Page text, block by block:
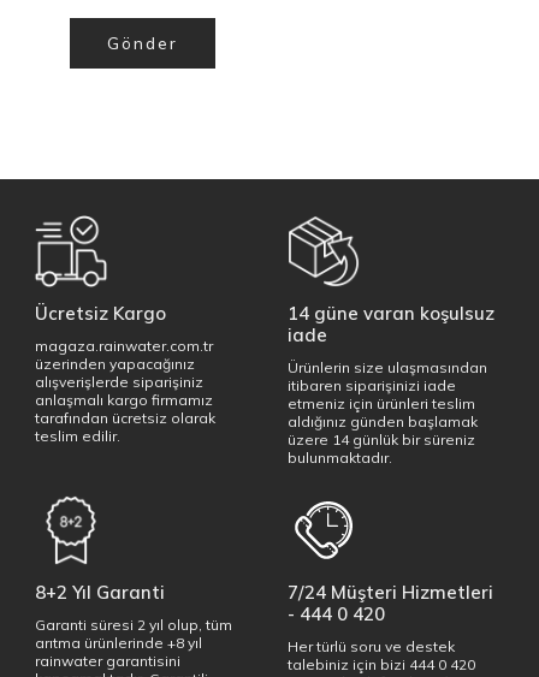
Gönder
Ücretsiz Kargo
magaza.rainwater.com.tr
üzerinden yapacağınız
alışverişlerde siparişiniz
anlaşmalı kargo firmamız
tarafından ücretsiz olarak
teslim edilir.
14 güne varan koşulsuz
iade
Ürünlerin size ulaşmasından
itibaren siparişinizi iade
etmeniz için ürünleri teslim
aldığınız günden başlamak
üzere 14 günlük bir süreniz
bulunmaktadır.
8+2 Yıl Garanti
Garanti süresi 2 yıl olup, tüm
arıtma ürünlerinde +8 yıl
rainwater garantisini
7/24 Müşteri Hizmetleri
- 444 0 420
Her türlü soru ve destek
talebiniz için bizi 444 0 420